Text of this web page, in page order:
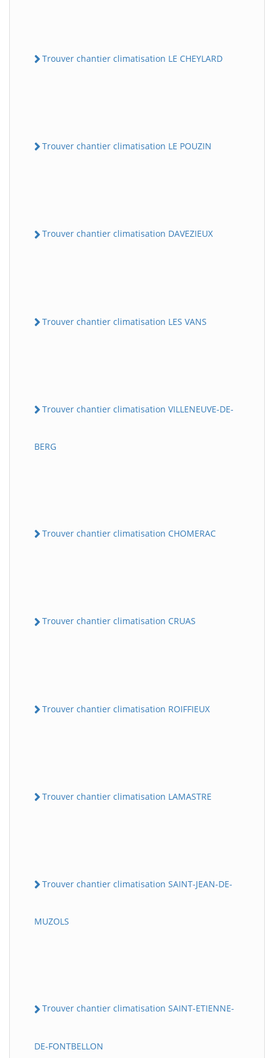
Trouver chantier climatisation LE CHEYLARD
Trouver chantier climatisation LE POUZIN
Trouver chantier climatisation DAVEZIEUX
Trouver chantier climatisation LES VANS
Trouver chantier climatisation VILLENEUVE-DE-
BERG
Trouver chantier climatisation CHOMERAC
Trouver chantier climatisation CRUAS
Trouver chantier climatisation ROIFFIEUX
Trouver chantier climatisation LAMASTRE
Trouver chantier climatisation SAINT-JEAN-DE-
MUZOLS
Trouver chantier climatisation SAINT-ETIENNE-
DE-FONTBELLON